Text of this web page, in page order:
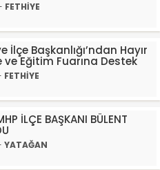
FETHİYE
İlçe Başkanlığı’ndan Hayır
ve Eğitim Fuarına Destek
FETHİYE
İLÇE BAŞKANI BÜLENT
YATAĞAN